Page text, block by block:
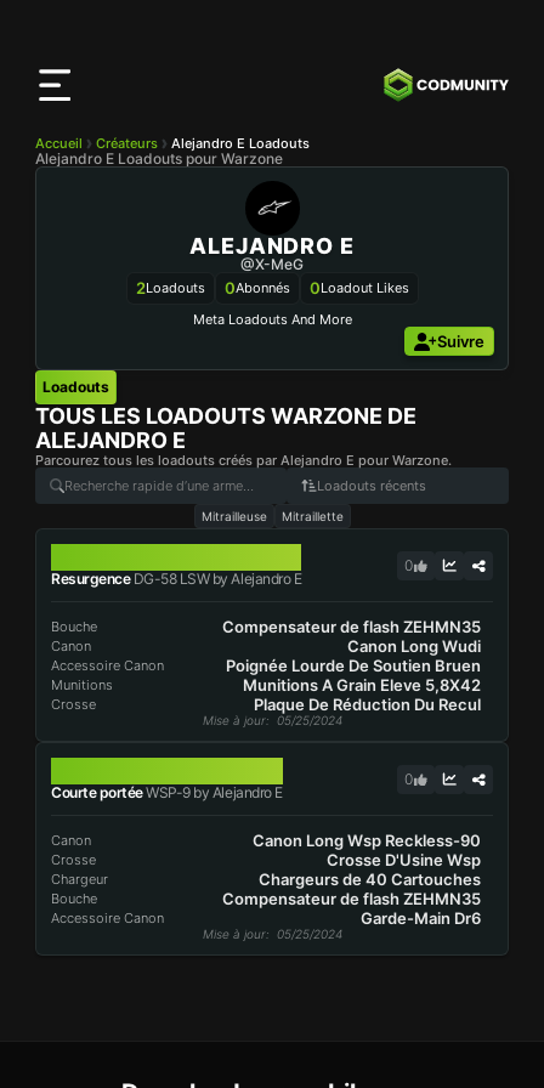
Accueil Créateurs Alejandro E Loadouts
Alejandro E Loadouts pour Warzone
ALEJANDRO E
@X-MeG
2Loadouts 0Abonnés 0Loadout Likes
Meta Loadouts And More
Suivre
Loadouts
TOUS LES LOADOUTS WARZONE DE
ALEJANDRO E
Parcourez tous les loadouts créés par Alejandro E pour Warzone.
Loadouts récents
Mitrailleuse Mitraillette
ResurgenceDG-58 LSW by Alejandro E
0
Bouche Compensateur de flash ZEHMN35
Canon Canon Long Wudi
Accessoire Canon Poignée Lourde De Soutien Bruen
Munitions Munitions A Grain Eleve 5,8X42
Crosse Plaque De Réduction Du Recul
Mise à jour: 05/25/2024
Courte portéeWSP-9 by Alejandro E
0
Canon Canon Long Wsp Reckless-90
Crosse Crosse D'Usine Wsp
Chargeur Chargeurs de 40 Cartouches
Bouche Compensateur de flash ZEHMN35
Accessoire Canon Garde-Main Dr6
Mise à jour: 05/25/2024